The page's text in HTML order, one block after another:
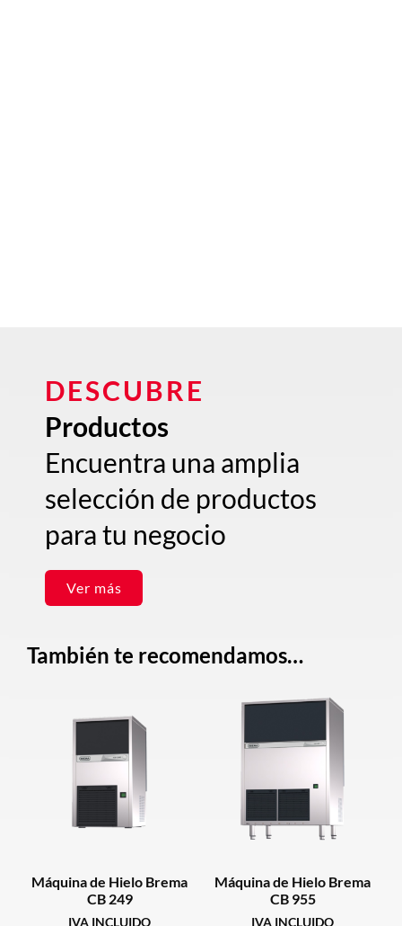
DESCUBRE
Productos
Encuentra una amplia
selección de productos
para tu negocio
Ver más
También te recomendamos…
Máquina de Hielo Brema
CB 249
Máquina de Hielo Brema
CB 955